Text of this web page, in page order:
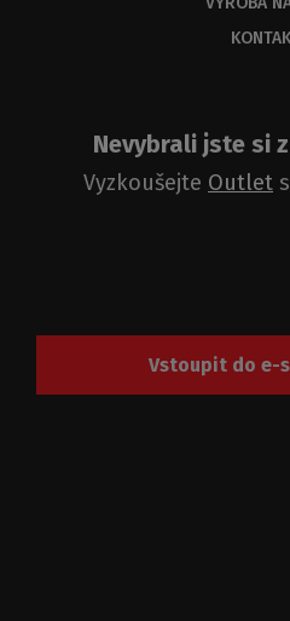
Nevybrali jste si
Vyzkoušejte Outlet
Vstoupit do e-